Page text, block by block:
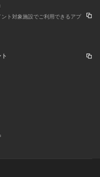
ト対象施設でご利用できるアプ